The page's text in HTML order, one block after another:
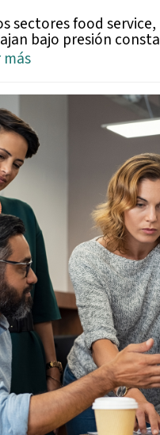
sectores food
bajo presión
más